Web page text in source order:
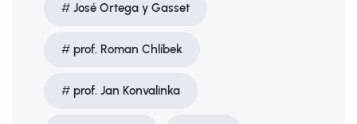
José Ortega y Gasset
prof. Roman Chlíbek
prof. Jan Konvalinka